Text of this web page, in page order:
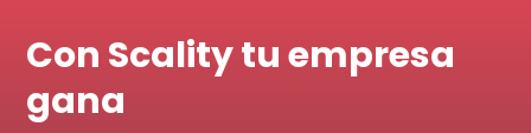
Con Scality tu empresa
gana